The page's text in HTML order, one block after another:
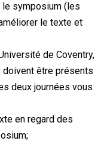
symposium (les
le texte et
de Coventry,
doivent être présents
deux journées vous
en regard des